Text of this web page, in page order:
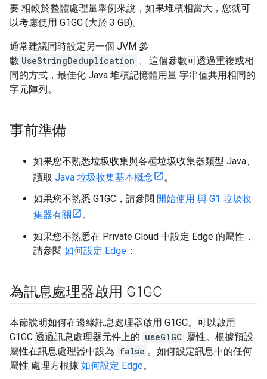
要 相較於整體處理量舉例來說，如果堆積相當大，您就可
以考慮使用 G1GC (大於 3 GB)。
通常建議同時設定另一個 JVM 參
數 UseStringDeduplication 。這個參數可透過重複或相
同的方式，最佳化 Java 堆積記憶體用量 字串值共用相同的
字元陣列。
事前準備
如果您不熟悉垃圾收集與各種垃圾收集器類型 Java、
讀取 Java 垃圾收集基本概念
。
如果您不熟悉 G1GC，請參閱 開始使用 與 G1 垃圾收
集器有關
。
如果您不熟悉在 Private Cloud 中設定 Edge 的屬性，
請參閱 如何設定 Edge ：
為訊息處理器啟用 G1GC
本節說明如何在邊緣訊息處理器啟用 G1GC。可以啟用
G1GC 透過訊息處理器元件上的 useG1GC 屬性。根據預設
屬性在訊息處理器中設為 false 。如何設定訊息中的任何
屬性 處理方根據 如何設定 Edge。